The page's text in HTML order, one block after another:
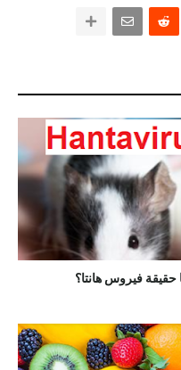
حقيقة فيروس هانتا؟